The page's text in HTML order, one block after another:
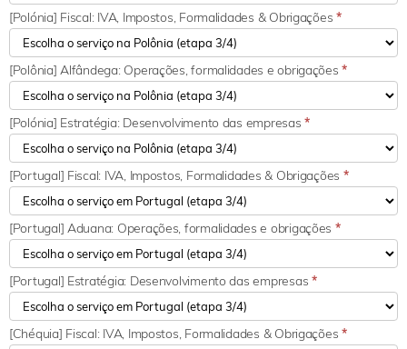
[Polónia] Fiscal: IVA, Impostos, Formalidades & Obrigações*
[Polônia] Alfândega: Operações, formalidades e obrigações*
[Polónia] Estratégia: Desenvolvimento das empresas*
[Portugal] Fiscal: IVA, Impostos, Formalidades & Obrigações *
[Portugal] Aduana: Operações, formalidades e obrigações *
[Portugal] Estratégia: Desenvolvimento das empresas *
[Chéquia] Fiscal: IVA, Impostos, Formalidades & Obrigações*